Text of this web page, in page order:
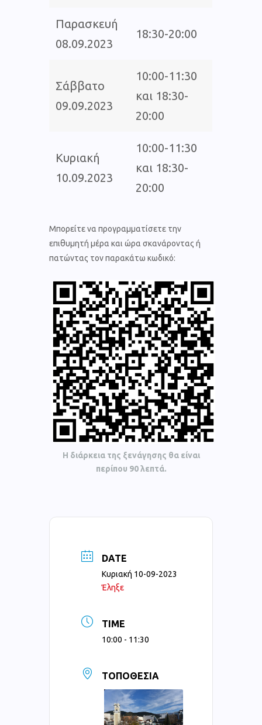
Παρασκευή
08.09.2023
18:30-20:00
Σάββατο
09.09.2023
10:00-11:30
και 18:30-
20:00
Κυριακή
10.09.2023
10:00-11:30
και 18:30-
20:00
Μπορείτε να προγραμματίσετε την
επιθυμητή μέρα και ώρα σκανάροντας ή
πατώντας τον παρακάτω κωδικό:
Η διάρκεια της ξενάγησης θα είναι
περίπου 90 λεπτά.
DATE
Κυριακή 10-09-2023
Έληξε
TIME
10:00 - 11:30
ΤΟΠΟΘΕΣΊΑ